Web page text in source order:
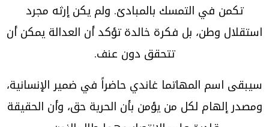
تكمن في التمسك بالمبادئ. ولم يكن إرثه مجرد
استقلال وطن، بل فكرة خالدة تؤكد أن العدالة يمكن أن
تتحقق دون عنف.
سيبقى اسم المهاتما غاندي حاضراً في ضمير الإنسانية،
ومصدر إلهام لكل من يؤمن بأن الحرية حق، وأن الحقيقة